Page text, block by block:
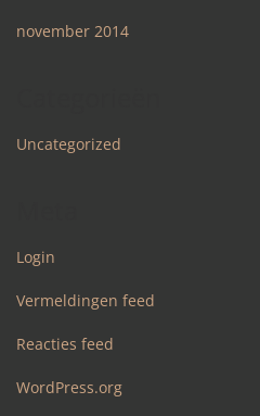
november 2014
Uncategorized
Login
Vermeldingen feed
Reacties feed
WordPress.org